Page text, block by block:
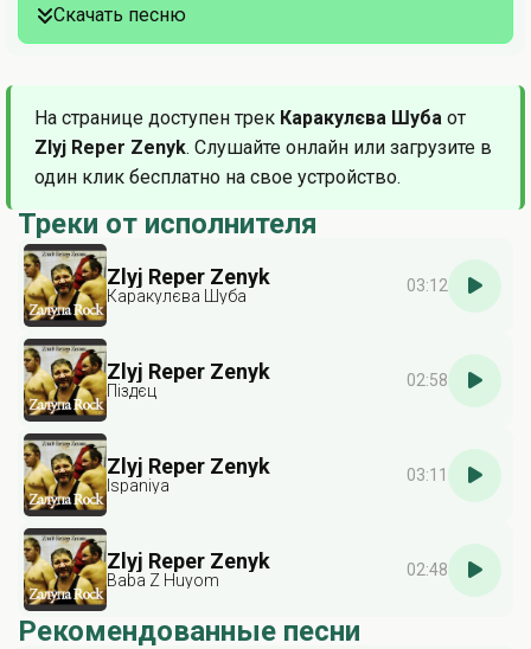
Скачать песню
На странице доступен трек Каракулєва Шуба от
Zlyj Reper Zenyk. Слушайте онлайн или загрузите в
один клик бесплатно на свое устройство.
Треки от исполнителя
Zlyj Reper Zenyk
Каракулєва Шуба
03:12
Zlyj Reper Zenyk
Піздєц
02:58
Zlyj Reper Zenyk
Ispaniya
03:11
Zlyj Reper Zenyk
Baba Z Huyom
02:48
Рекомендованные песни